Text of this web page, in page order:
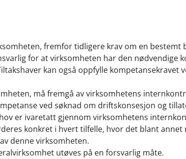
fremfor tidligere krav om en bestemt
for at virksomheten har den nødvendige
kan også oppfylle kompetansekravet
må fremgå av virksomhetens
ved søknad om driftskonsesjon og
er ivaretatt gjennom virksomhetens
konkret i hvert tilfelle, hvor det blant annet
denne virksomheten.
utøves på en forsvarlig måte.